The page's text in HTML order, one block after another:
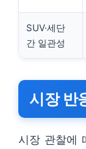
SUV·세단
간 일관성
시장 반
시장 관찰에